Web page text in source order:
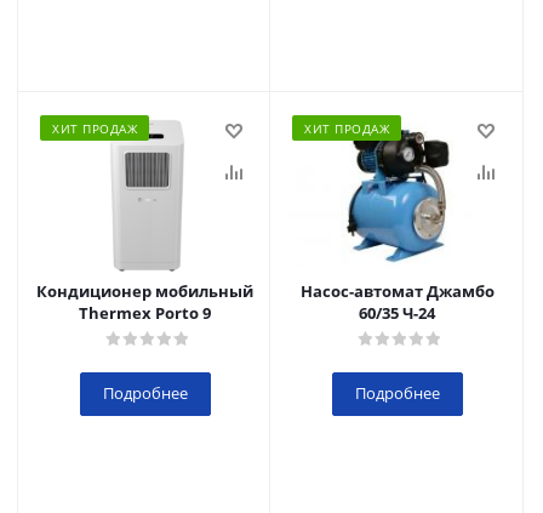
ХИТ ПРОДАЖ
Кондиционер мобильный
Thermex Porto 9
Подробнее
ХИТ ПРОДАЖ
Насос-автомат Джамбо
60/35 Ч-24
Подробнее